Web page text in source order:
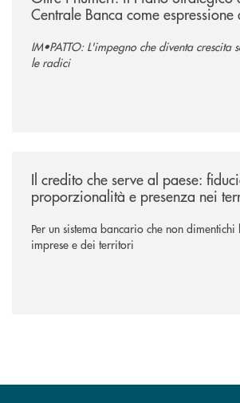
Centrale Banca come
IM•PATTO: L'impegno che diventa crescita
le radici
Il credito che serve al paese:
proporzionalità e presenza nei
Per un sistema bancario che non
imprese e dei territori